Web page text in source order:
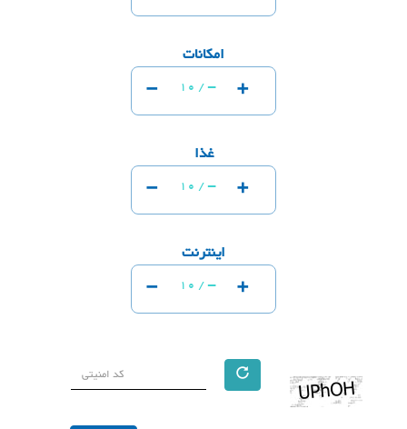
امکانات
- 10 / - +
غذا
- 10 / - +
اینترنت
- 10 / - +